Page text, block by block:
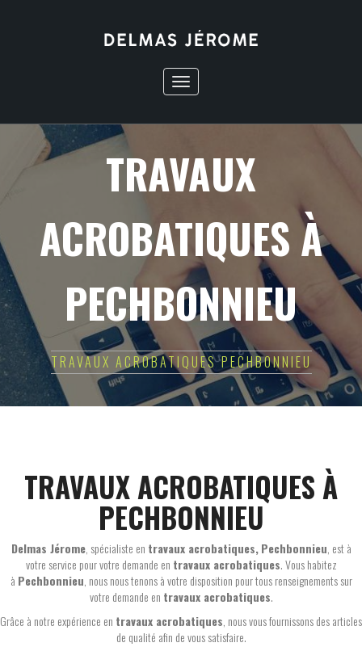
Toggle
navigation
TRAVAUX
ACROBATIQUES À
PECHBONNIEU
TRAVAUX ACROBATIQUES PECHBONNIEU
TRAVAUX ACROBATIQUES À
PECHBONNIEU
Delmas Jérome, spécialiste en travaux acrobatiques, Pechbonnieu, est à
votre service pour votre demande en travaux acrobatiques. Vous habitez
à Pechbonnieu, nous nous tenons à votre disposition pour tous renseignements sur
votre demande en travaux acrobatiques.
Grâce à notre expérience en travaux acrobatiques, nous vous fournissons des articles
de qualité afin de vous satisfaire.